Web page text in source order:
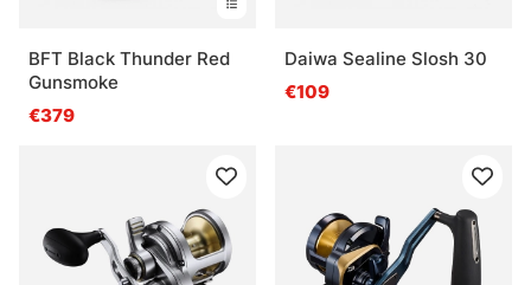
BFT Black Thunder Red
Gunsmoke
€379
Daiwa Sealine Slosh 30
€109